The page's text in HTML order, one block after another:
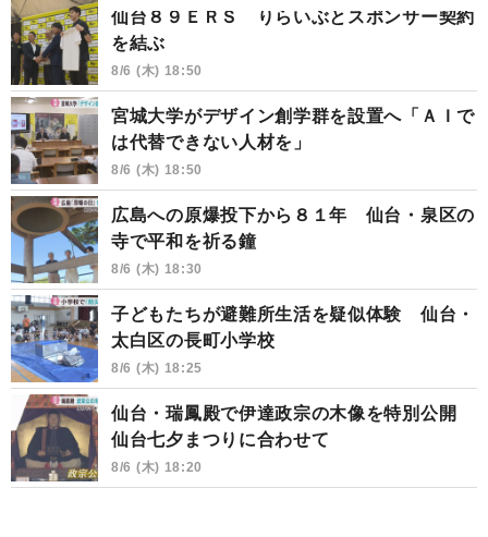
仙台８９ＥＲＳ りらいぶとスポンサー契約
を結ぶ
8/6 (木) 18:50
宮城大学がデザイン創学群を設置へ「ＡＩで
は代替できない人材を」
8/6 (木) 18:50
広島への原爆投下から８１年 仙台・泉区の
寺で平和を祈る鐘
8/6 (木) 18:30
子どもたちが避難所生活を疑似体験 仙台・
太白区の長町小学校
8/6 (木) 18:25
仙台・瑞鳳殿で伊達政宗の木像を特別公開
仙台七夕まつりに合わせて
8/6 (木) 18:20